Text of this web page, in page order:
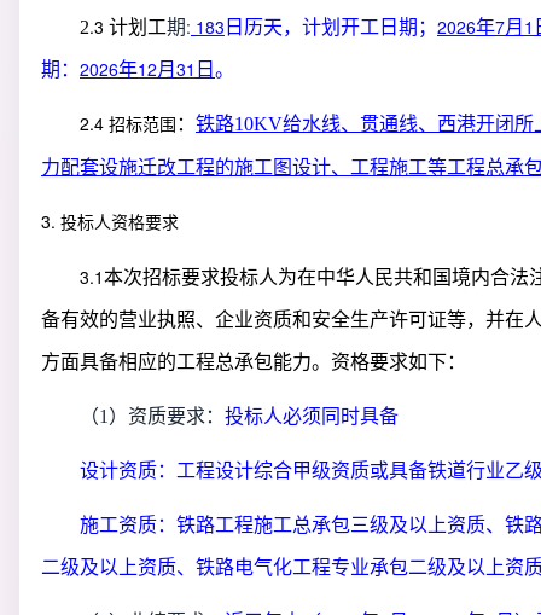
2.3 计划工期: 183 日历天，计划开工日期； 2026年7月 1
期： 2026年12月 31 日 。
2.4 招标范围 ： 铁路10KV给水线、贯通线、西港开闭所
力配套设施迁改工程的施工图设计、工程施工等工程总承
3. 投标人资格要求
3.1本次招标要求投标人为在中华人民共和国境内合法
备有效的营业执照、企业资质和安全生产许可证等，并在
方面具备相应的工程总承包能力。资格要求如下：
（1）资质要求： 投标人必须同时具备
设计资质：工程设计综合甲级资质或具备铁道行业乙
施工资质：铁路工程施工总承包三级及以上资质、铁
二级及以上资质、铁路电气化工程专业承包二级及以上资